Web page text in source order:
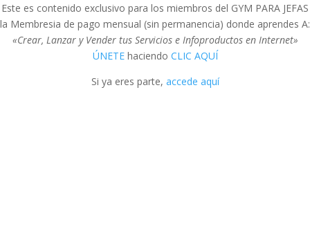
Este es contenido exclusivo para los miembros del GYM PARA JEFAS
la Membresia de pago mensual (sin permanencia) donde aprendes A:
«Crear, Lanzar y Vender tus Servicios e Infoproductos en Internet»
ÚNETEhaciendo CLIC AQUÍ
Si ya eres parte, accede aquí